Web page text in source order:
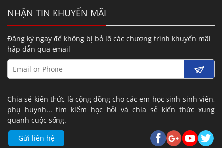
NHẬN TIN KHUYẾN MÃI
Đăng ký ngay để không bị bỏ lỡ các chương trình khuyến mãi
hấp dẫn qua email
Chia sẻ kiến thức là cộng đồng cho các em học sinh sinh viên,
phụ huynh... tìm kiếm học hỏi và chia sẻ kiến thức xung
quanh cuộc sống.
Gửi liên hệ